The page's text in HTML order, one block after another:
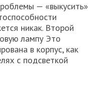
— «выкусить»
никак. Второй
лампу Это
в корпус, как
с подсветкой